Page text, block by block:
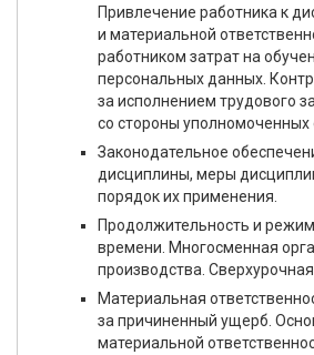
Привлечение работника к
и материальной
работником затрат на
персональных данных.
за исполнением трудового
со стороны уполномоченных
Законодательное
дисциплины, меры
порядок их применения.
Продолжительность и
времени. Многосменная
производства. Сверхурочная
Материальная
за причиненный ущерб.
материальной